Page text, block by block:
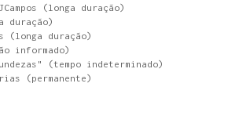
(longa duração)
duração)
(longa duração)
informado)
(tempo indeterminado)
(permanente)